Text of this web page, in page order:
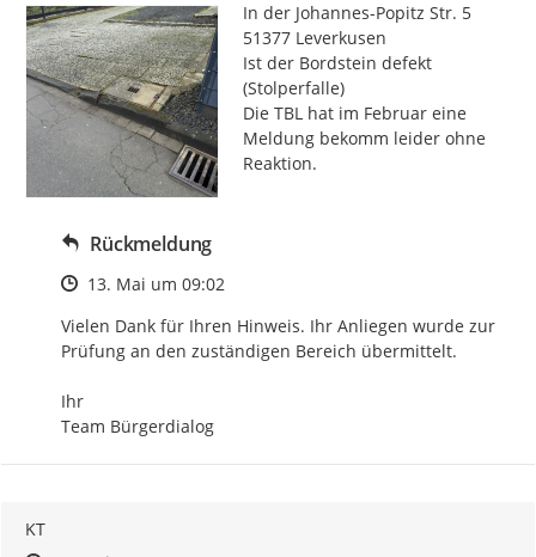
In der Johannes-Popitz Str. 5
51377 Leverkusen
Ist der Bordstein defekt
(Stolperfalle)
Die TBL hat im Februar eine
Meldung bekomm leider ohne
Reaktion.
Rückmeldung
Zeitpunkt des Erstellens
13. Mai um 09:02
Vielen Dank für Ihren Hinweis. Ihr Anliegen wurde zur
Prüfung an den zuständigen Bereich übermittelt.
Ihr
Team Bürgerdialog
KT